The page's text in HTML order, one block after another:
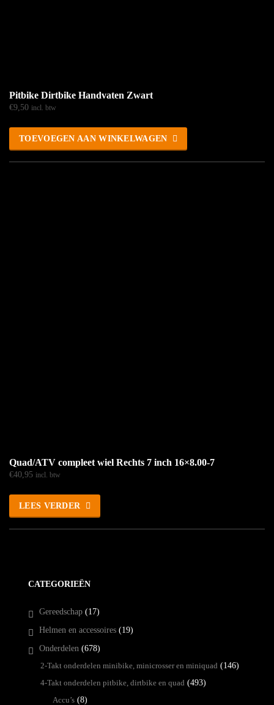
Pitbike Dirtbike Handvaten Zwart
€9,50 incl. btw
TOEVOEGEN AAN WINKELWAGEN
Quad/ATV compleet wiel Rechts 7 inch 16×8.00-7
€40,95 incl. btw
LEES VERDER
CATEGORIEËN
Gereedschap (17)
Helmen en accessoires (19)
Onderdelen (678)
2-Takt onderdelen minibike, minicrosser en miniquad (146)
4-Takt onderdelen pitbike, dirtbike en quad (493)
Accu’s (8)